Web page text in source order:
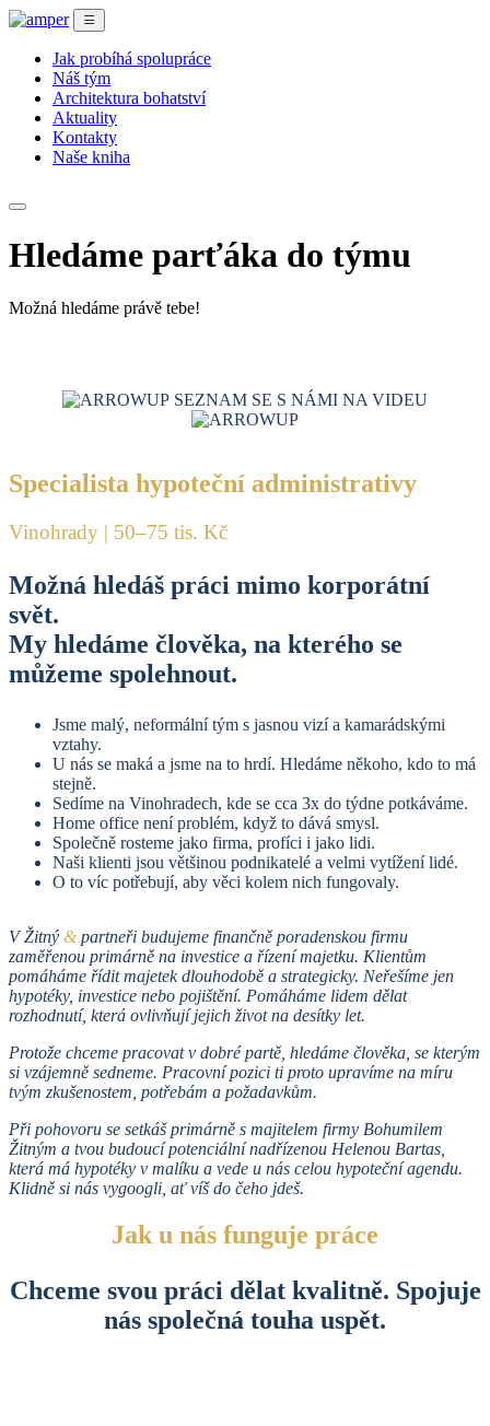
Jak probíhá spolupráce
Náš tým
Architektura bohatství
Aktuality
Kontakty
Naše kniha
Hledáme parťáka do týmu
Možná hledáme právě tebe!
SEZNAM SE S NÁMI NA VIDEU
Specialista hypoteční administrativy
Vinohrady | 50–75 tis. Kč
Možná hledáš práci mimo korporátní
svět.
My hledáme člověka, na kterého se
můžeme spolehnout.
Jsme malý, neformální tým s jasnou vizí a kamarádskými
vztahy.
U nás se maká a jsme na to hrdí. Hledáme někoho, kdo to má
stejně.
Sedíme na Vinohradech, kde se cca 3x do týdne potkáváme.
Home office není problém, když to dává smysl.
Společně rosteme jako firma, profíci i jako lidi.
Naši klienti jsou většinou podnikatelé a velmi vytížení lidé.
O to víc potřebují, aby věci kolem nich fungovaly.
V Žitný &partneři budujeme finančně poradenskou firmu
zaměřenou primárně na investice a řízení majetku. Klientům
pomáháme řídit majetek dlouhodobě a strategicky. Neřešíme jen
hypotéky, investice nebo pojištění. Pomáháme lidem dělat
rozhodnutí, která ovlivňují jejich život na desítky let.
Protože chceme pracovat v dobré partě, hledáme člověka, se kterým
si vzájemně sedneme. Pracovní pozici ti proto upravíme na míru
tvým zkušenostem, potřebám a požadavkům.
Při pohovoru se setkáš primárně s majitelem firmy Bohumilem
Žitným a tvou budoucí potenciální nadřízenou Helenou Bartas,
která má hypotéky v malíku a vede u nás celou hypoteční agendu.
Klidně si nás vygoogli, ať víš do čeho jdeš.
Jak u nás funguje práce
Chceme svou práci dělat kvalitně. Spojuje
nás společná touha uspět.